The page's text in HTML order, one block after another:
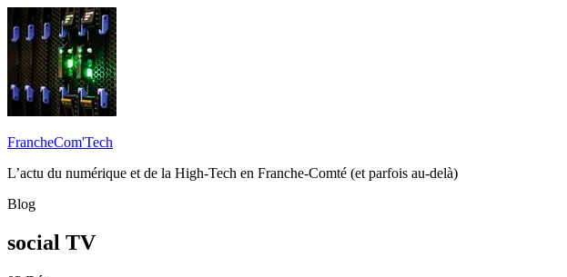
FrancheCom'Tech
L’actu du numérique et de la High-Tech en Franche-Comté (et parfois au-delà)
Blog
social TV